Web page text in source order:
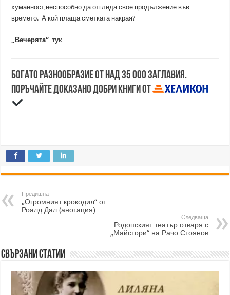
хуманност,неспособно да отгледа свое продължение във
времето. А кой плаща сметката накрая?
„Вечерята“ тук
Богато разнообразие от над 35 000 заглавия.
Поръчайте доказано добри книги от
Предишна
„Огромният крокодил“ от
Роалд Дал (анотация)
Следваща
Родопският театър отваря с
„Майстори“ на Рачо Стоянов
Свързани статии